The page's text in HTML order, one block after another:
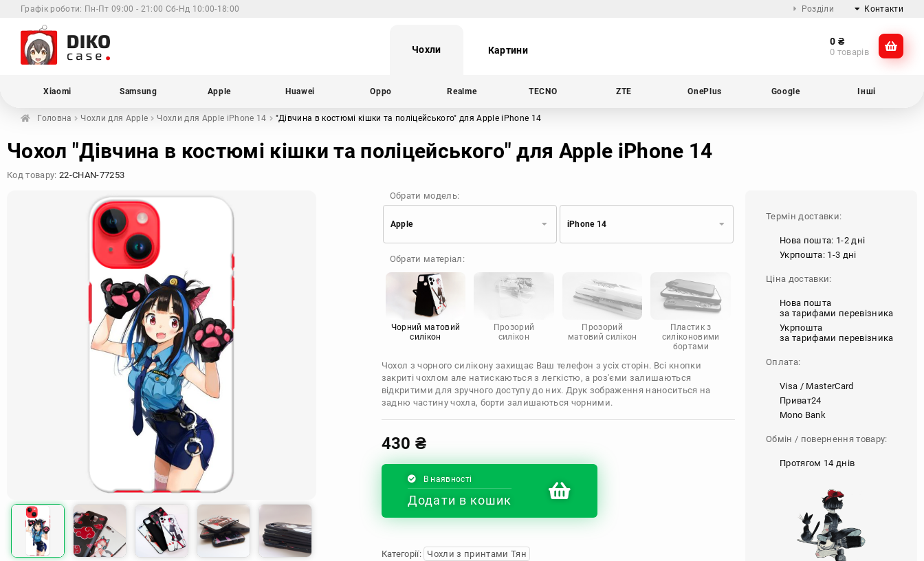
Графік роботи: Пн-Пт 09:00 - 21:00 Сб-Нд 10:00-18:00 Розділи Контакти
@dikocase
Чохли Картини
0 ₴
0 товарів
Xiaomi Samsung Apple Huawei Oppo Realme TECNO ZTE OnePlus Google Інші
Головна Чохли для Apple Чохли для Apple iPhone 14 "Дівчина в костюмі кішки та поліцейського" для Apple iPhone 14
Чохол "Дівчина в костюмі кішки та поліцейського" для Apple iPhone 14
Код товару: 22-CHAN-77253
Обрати модель:
Apple
Samsung
Apple
Oppo
Realme
OnePlus
Google
Doogee
Motorola
iPhone 14
Обрати матеріал:
Чорний матовий
силікон
Прозорий
силікон
Прозорий
матовий силікон
Пластик з
силіконовими
бортами
Чохол з чорного силікону захищає Ваш телефон з усіх сторін. Всі кнопки
закриті чохлом але натискаються з легкістю, а роз'єми залишаються
відкритими для зручного доступу до них. Друк зображення наноситься на
задню частину чохла, борти залишаються чорними.
430 ₴
В наявності
Додати в кошик
Категорії: Чохли з принтами Тян
Термін доставки:
Нова пошта: 1-2 дні
Укрпошта: 1-3 дні
Ціна доставки:
Нова пошта
за тарифами перевізника
Укрпошта
за тарифами перевізника
Оплата:
Visa / MasterCard
Приват24
Mono Bank
Обмін / повернення товару:
Протягом 14 днів